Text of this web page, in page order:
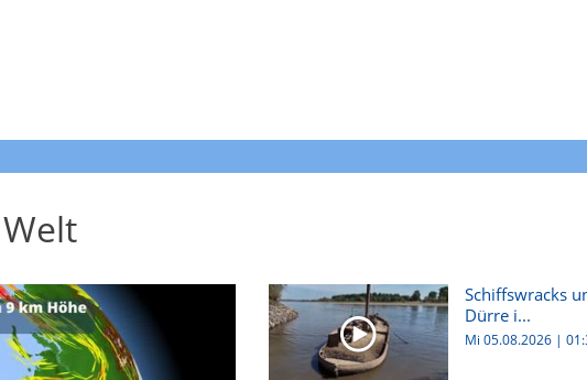
Schiffswracks
Dürre i...
Mi 05.08.2026 |